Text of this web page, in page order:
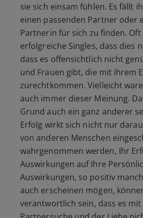
sie sich einsam fühlen. Es fällt
einen passenden Partner oder
Partnerin für sich zu finden. Oft
erfolgreiche Singles, dass dies
dass es offensichtlich nicht
und Frauen gibt, die mit ihrem
zurechtkommen. Vielleicht
auch immer dieser Meinung.
Grund auch ein ganz anderer
Erfolg wirkt sich nicht nur
von anderen Menschen
wahrgenommen werden, Ihr
Auswirkungen auf Ihre
Auswirkungen, so positiv
auch erscheinen mögen,
verantwortlich sein, dass es